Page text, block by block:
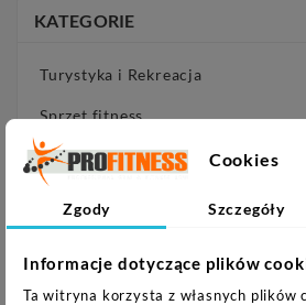
KATEGORIE
Turystyka i Rekreacja
Sprzęt fitness
Sprzęt siłowy
PROMOCJE
Cookies
Zgody Szczegóły
Informacje dotyczące plików
Ta witryna korzysta z własnych plików